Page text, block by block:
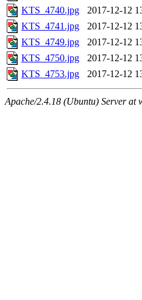
KTS_4740.jpg
2017-12-12
KTS_4741.jpg
2017-12-12
KTS_4749.jpg
2017-12-12
KTS_4750.jpg
2017-12-12
KTS_4753.jpg
2017-12-12
Apache/2.4.18 (Ubuntu) Server at